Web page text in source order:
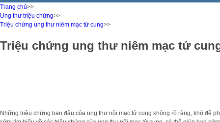
Trang chủ>>
Ung thư triệu chứng>>
Triệu chứng ung thư niêm mạc tử cung>>
Triệu chứng ung thư niêm mạc tử
Những triệu chứng ban đầu của ung thư nội mạc tử cung không rõ ràng, khó để